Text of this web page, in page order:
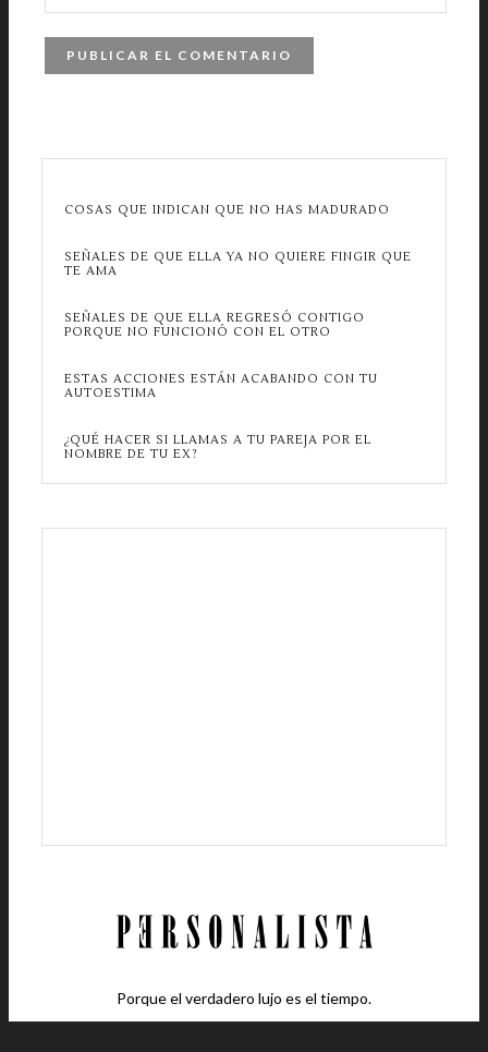
COSAS QUE INDICAN QUE NO HAS MADURADO
SEÑALES DE QUE ELLA YA NO QUIERE FINGIR QUE
TE AMA
SEÑALES DE QUE ELLA REGRESÓ CONTIGO
PORQUE NO FUNCIONÓ CON EL OTRO
ESTAS ACCIONES ESTÁN ACABANDO CON TU
AUTOESTIMA
¿QUÉ HACER SI LLAMAS A TU PAREJA POR EL
NOMBRE DE TU EX?
Porque el verdadero lujo es el tiempo.